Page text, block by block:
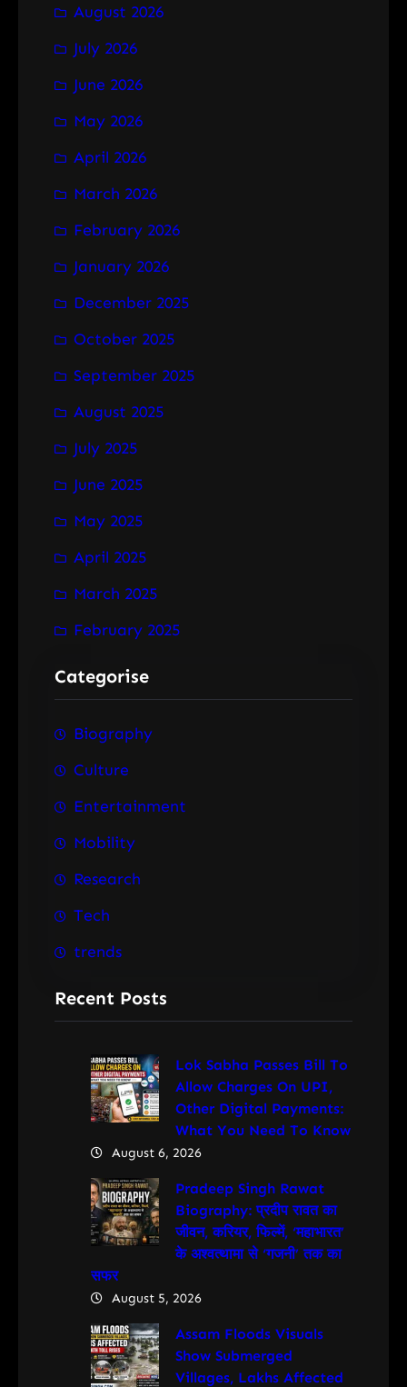
c
h
August 2026
July 2026
June 2026
May 2026
April 2026
March 2026
February 2026
January 2026
December 2025
October 2025
September 2025
August 2025
July 2025
June 2025
May 2025
April 2025
March 2025
February 2025
Categorise
Biography
Culture
Entertainment
Mobility
Research
Tech
trends
Recent Posts
Lok Sabha Passes Bill To
Allow Charges On UPI,
Other Digital Payments:
What You Need To Know
August 6, 2026
Pradeep Singh Rawat
Biography: प्रदीप रावत का
जीवन, करियर, फिल्में, ‘महाभारत’
के अश्वत्थामा से ‘गजनी’ तक का
सफर
August 5, 2026
Assam Floods Visuals
Show Submerged
Villages, Lakhs Affected